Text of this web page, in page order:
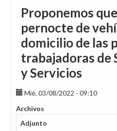
Proponemos
pernocte de
domicilio de las
trabajadoras
y Servicios
Mié, 03/08/2022 - 09:10
Archivos
Adjunto